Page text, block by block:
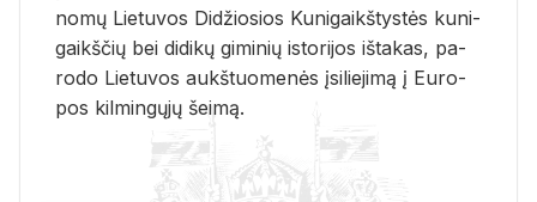
no­mų Lie­tu­vos Di­džio­sios Ku­ni­gaikš­tys­tės ku­ni­
gaikš­čių bei di­di­kų gi­mi­nių is­to­ri­jos iš­ta­kas, pa­
ro­do Lie­tu­vos aukš­tuo­me­nės įsi­lie­ji­mą į Eu­ro­
pos kil­min­gų­jų šei­mą.